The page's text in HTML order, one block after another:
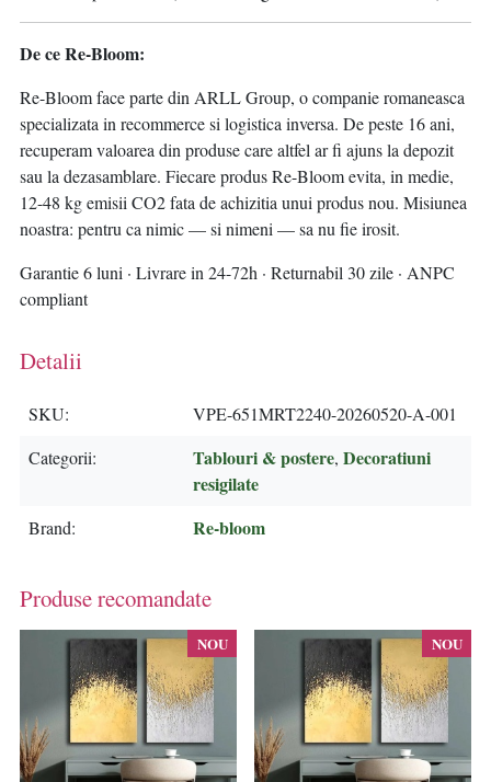
De ce Re-Bloom:
Re-Bloom face parte din ARLL Group, o companie romaneasca
specializata in recommerce si logistica inversa. De peste 16 ani,
recuperam valoarea din produse care altfel ar fi ajuns la depozit
sau la dezasamblare. Fiecare produs Re-Bloom evita, in medie,
12-48 kg emisii CO2 fata de achizitia unui produs nou. Misiunea
noastra: pentru ca nimic — si nimeni — sa nu fie irosit.
Garantie 6 luni · Livrare in 24-72h · Returnabil 30 zile · ANPC
compliant
Detalii
SKU
VPE-651MRT2240-20260520-A-001
Categorii
Tablouri & postere, Decoratiuni
resigilate
Brand Re-bloom
Produse recomandate
NOU NOU